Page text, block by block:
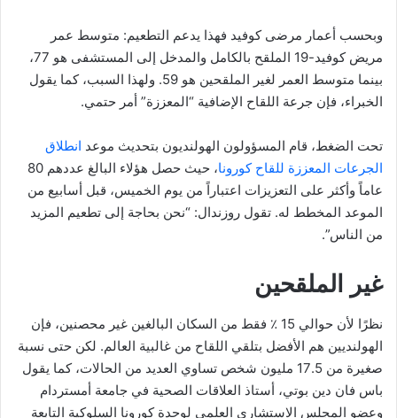
وبحسب أعمار مرضى كوفيد فهذا يدعم التطعيم: متوسط ​​عمر
مريض كوفيد-19 الملقح بالكامل والمدخل إلى المستشفى هو 77،
بينما متوسط ​​العمر لغير الملقحين هو 59. ولهذا السبب، كما يقول
الخبراء، فإن جرعة اللقاح الإضافية “المعززة” أمر حتمي.
تحت الضغط، قام المسؤولون الهولنديون بتحديث موعد انطلاق
الجرعات المعززة للقاح كورونا
، حيث حصل هؤلاء البالغ عددهم 80
عاماً وأكثر على التعزيزات اعتباراً من يوم الخميس، قبل أسابيع من
الموعد المخطط له. تقول روزندال: “نحن بحاجة إلى تطعيم المزيد
من الناس”.
غير الملقحين
نظرًا لأن حوالي 15 ٪ فقط من السكان البالغين غير محصنين، فإن
الهولنديين هم الأفضل بتلقي اللقاح من غالبية العالم. لكن حتى نسبة
صغيرة من 17.5 مليون شخص تساوي العديد من الحالات، كما يقول
باس فان دين بوتي، أستاذ العلاقات الصحية في جامعة أمستردام
وعضو المجلس الاستشاري العلمي لوحدة كورونا السلوكية التابعة